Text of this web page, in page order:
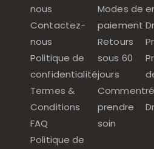
nous
Contactez-
nous
Politique de
confidentialité
Termes &
Conditions
FAQ
Politique de
Modes de
paiement
Retours
sous 60
jours
Comment
prendre
soin